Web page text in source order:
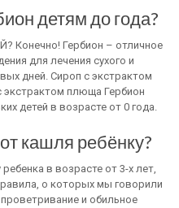
детям до года?
Гербион – отличное
для лечения сухого и
дней. Сироп с экстрактом
экстрактом плюща Гербион
детей в возрасте от 0 года.
кашля ребёнку?
в возрасте от 3-х лет,
о которых мы говорили
и обильное